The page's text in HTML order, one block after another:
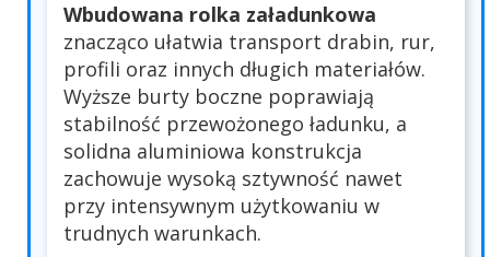
Wbudowana rolka załadunkowa
znacząco ułatwia transport drabin, rur,
profili oraz innych długich materiałów.
Wyższe burty boczne poprawiają
stabilność przewożonego ładunku, a
solidna aluminiowa konstrukcja
zachowuje wysoką sztywność nawet
przy intensywnym użytkowaniu w
trudnych warunkach.